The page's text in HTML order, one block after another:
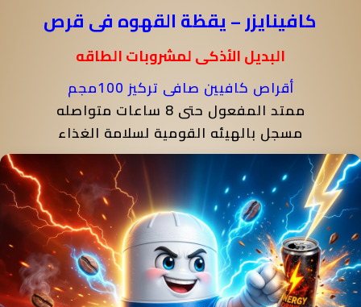
كافينايزر – يقظة القهوه فى قرص
البديل الأذكى لمشروبات الطاقه
أقراص كافيين صافى تركيز 100مجم
ممتد المفعول حتى 8 ساعات متواصله
مسجل بالهيئه القومية لسلامة الغذاء